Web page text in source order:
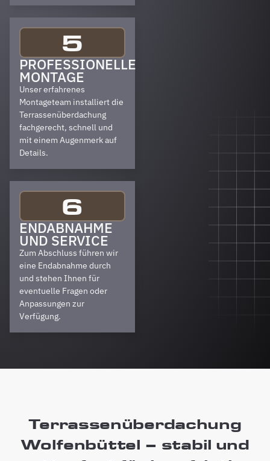
5
PROFESSIONELLE
MONTAGE
Unser erfahrenes
Montageteam installiert die
Terrassenüberdachung
fachgerecht, schnell und
mit einem Augenmerk auf
Details.
6
ENDABNAHME
UND SERVICE
Zum Abschluss führen wir
eine Endabnahme durch
und stehen Ihnen für
eventuelle Fragen oder
Anpassungen zur
Verfügung.
Terrassenüberdachung
Wolfenbüttel – stabil und